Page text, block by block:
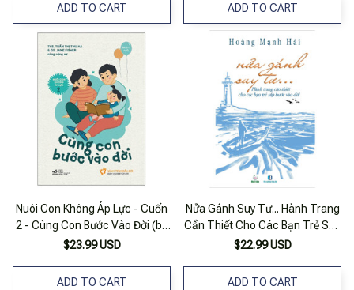
ADD TO CART ADD TO CART
Nuôi Con Không Áp Lực - Cuốn
2 - Cùng Con Bước Vào Đời (bé
0-1 Tuổi)
$23.99 USD
ADD TO CART
Nửa Gánh Suy Tư... Hành Trang
Cần Thiết Cho Các Bạn Trẻ Sắp
Bước Vào Đời
$22.99 USD
ADD TO CART